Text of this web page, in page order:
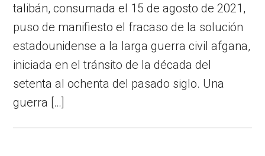
talibán, consumada el 15 de agosto de 2021,
puso de manifiesto el fracaso de la solución
estadounidense a la larga guerra civil afgana,
iniciada en el tránsito de la década del
setenta al ochenta del pasado siglo. Una
guerra […]